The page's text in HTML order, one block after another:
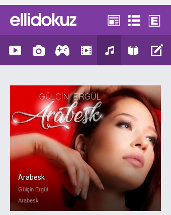
Arabesk
Gülçin Ergül
Arabesk